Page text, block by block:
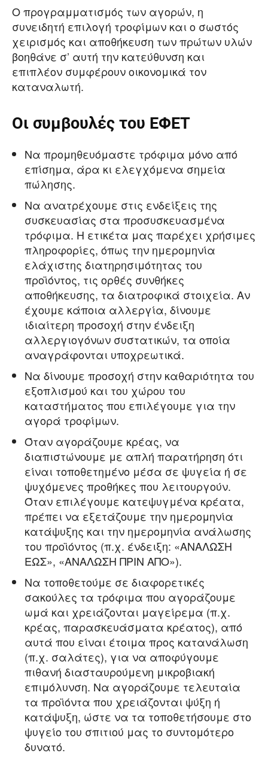
Ο προγραμματισμός των αγορών, η
συνειδητή επιλογή τροφίμων και ο σωστός
χειρισμός και αποθήκευση των πρώτων υλών
βοηθάνε σ’ αυτή την κατεύθυνση και
επιπλέον συμφέρουν οικονομικά τον
καταναλωτή.
Οι συμβουλές του ΕΦΕΤ
Να προμηθευόμαστε τρόφιμα μόνο από
επίσημα, άρα κι ελεγχόμενα σημεία
πώλησης.
Να ανατρέχουμε στις ενδείξεις της
συσκευασίας στα προσυσκευασμένα
τρόφιμα. Η ετικέτα μας παρέχει χρήσιμες
πληροφορίες, όπως την ημερομηνία
ελάχιστης διατηρησιμότητας του
προϊόντος, τις ορθές συνθήκες
αποθήκευσης, τα διατροφικά στοιχεία. Αν
έχουμε κάποια αλλεργία, δίνουμε
ιδιαίτερη προσοχή στην ένδειξη
αλλεργιογόνων συστατικών, τα οποία
αναγράφονται υποχρεωτικά.
Να δίνουμε προσοχή στην καθαριότητα του
εξοπλισμού και του χώρου του
καταστήματος που επιλέγουμε για την
αγορά τροφίμων.
Όταν αγοράζουμε κρέας, να
διαπιστώνουμε με απλή παρατήρηση ότι
είναι τοποθετημένο μέσα σε ψυγεία ή σε
ψυχόμενες προθήκες που λειτουργούν.
Όταν επιλέγουμε κατεψυγμένα κρέατα,
πρέπει να εξετάζουμε την ημερομηνία
κατάψυξης και την ημερομηνία ανάλωσης
του προϊόντος (π.χ. ένδειξη: «ΑΝΑΛΩΣΗ
ΕΩΣ», «ΑΝΑΛΩΣΗ ΠΡΙΝ ΑΠΟ»).
Να τοποθετούμε σε διαφορετικές
σακούλες τα τρόφιμα που αγοράζουμε
ωμά και χρειάζονται μαγείρεμα (π.χ.
κρέας, παρασκευάσματα κρέατος), από
αυτά που είναι έτοιμα προς κατανάλωση
(π.χ. σαλάτες), για να αποφύγουμε
πιθανή διασταυρούμενη μικροβιακή
επιμόλυνση. Να αγοράζουμε τελευταία
τα προϊόντα που χρειάζονται ψύξη ή
κατάψυξη, ώστε να τα τοποθετήσουμε στο
ψυγείο του σπιτιού μας το συντομότερο
δυνατό.